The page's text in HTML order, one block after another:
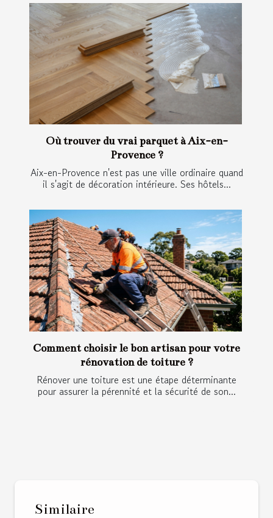
Où trouver du vrai parquet à Aix-en-
Provence ?
Aix-en-Provence n'est pas une ville ordinaire quand
il s'agit de décoration intérieure. Ses hôtels...
Comment choisir le bon artisan pour votre
rénovation de toiture ?
Rénover une toiture est une étape déterminante
pour assurer la pérennité et la sécurité de son...
Similaire